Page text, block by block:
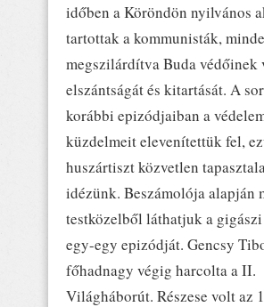
időben a Köröndön nyilvános
tartottak a kommunisták,
megszilárdítva Buda védőinek
elszántságát és kitartását. A
korábbi epizódjaiban a
küzdelmeit elevenítettük fel,
huszártiszt közvetlen
idézünk. Beszámolója alapján
testközelből láthatjuk a
egy-egy epizódját. Gencsy
főhadnagy végig harcolta a II.
Világháborút. Részese volt az